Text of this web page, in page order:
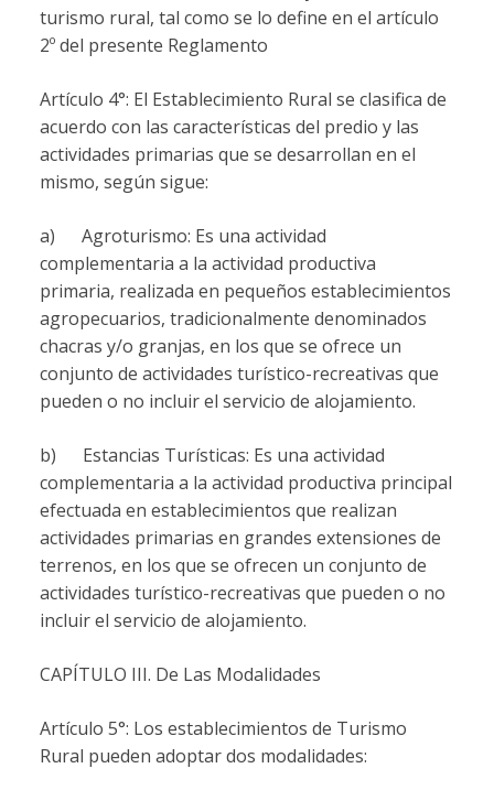
turismo rural, tal como se lo define en el artículo
2º del presente Reglamento
Artículo 4°: El Establecimiento Rural se clasifica de
acuerdo con las características del predio y las
actividades primarias que se desarrollan en el
mismo, según sigue:
a) Agroturismo: Es una actividad
complementaria a la actividad productiva
primaria, realizada en pequeños establecimientos
agropecuarios, tradicionalmente denominados
chacras y/o granjas, en los que se ofrece un
conjunto de actividades turístico-recreativas que
pueden o no incluir el servicio de alojamiento.
b) Estancias Turísticas: Es una actividad
complementaria a la actividad productiva principal
efectuada en establecimientos que realizan
actividades primarias en grandes extensiones de
terrenos, en los que se ofrecen un conjunto de
actividades turístico-recreativas que pueden o no
incluir el servicio de alojamiento.
CAPÍTULO III. De Las Modalidades
Artículo 5°: Los establecimientos de Turismo
Rural pueden adoptar dos modalidades: